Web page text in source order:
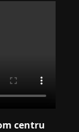
centru